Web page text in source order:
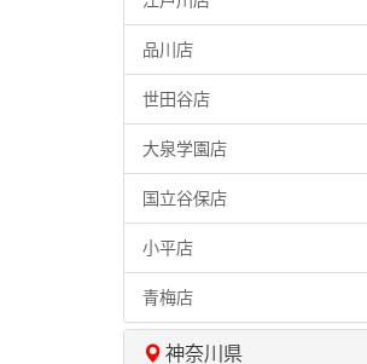
品川店
世田谷店
大泉学園店
国立谷保店
小平店
青梅店
神奈川県